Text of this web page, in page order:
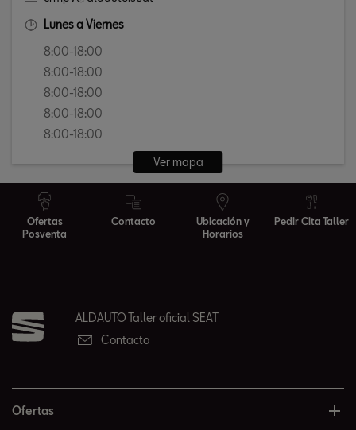
Ofertas
Posventa
Contacto
Ubicación y
Horarios
Pedir Cita Taller
Lunes a Viernes
8:00-18:00
8:00-18:00
8:00-18:00
8:00-18:00
8:00-18:00
Ver mapa
ALDAUTO Taller oficial SEAT
Contacto
Ofertas